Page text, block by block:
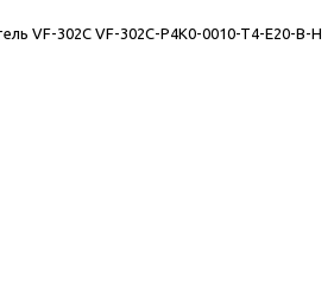
VF-302С VF-302C-P4K0-0010-T4-E20-B-H